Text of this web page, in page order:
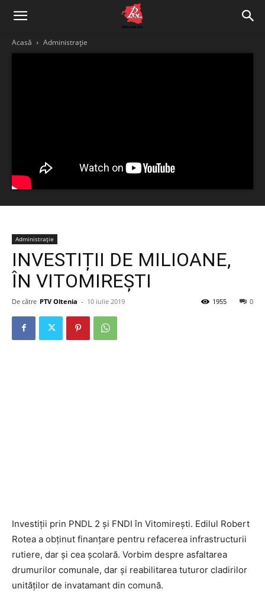
Acasă Administrație
Administrație
INVESTIȚII DE MILIOANE,
ÎN VITOMIREȘTI
De către PTV Oltenia - 10 iulie 2019 0
1955
Investiții prin PNDL 2 și FNDI în Vitomirești. Edilul Robert
Rotea a obținut finanțare pentru refacerea infrastructurii
rutiere, dar și cea școlară. Vorbim despre asfaltarea
drumurilor comunale, dar și reabilitarea tuturor cladirilor
unităților de invatamant din comună.